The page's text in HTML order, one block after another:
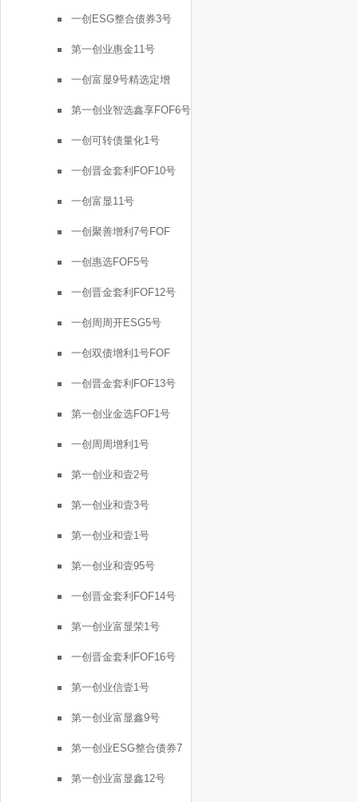
一创ESG整合债券3号
第一创业惠金11号
一创富显9号精选定增
第一创业智选鑫享FOF6号
一创可转债量化1号
一创晋金套利FOF10号
一创富显11号
一创聚善增利7号FOF
一创惠选FOF5号
一创晋金套利FOF12号
一创周周开ESG5号
一创双债增利1号FOF
一创晋金套利FOF13号
第一创业金选FOF1号
一创周周增利1号
第一创业和壹2号
第一创业和壹3号
第一创业和壹1号
第一创业和壹95号
一创晋金套利FOF14号
第一创业富显荣1号
一创晋金套利FOF16号
第一创业信壹1号
第一创业富显鑫9号
第一创业ESG整合债券7
号
第一创业富显鑫12号